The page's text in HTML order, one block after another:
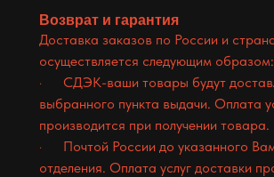
Возврат и гарантия
Доставка заказов по России и
осуществляется следующим образом:
· СДЭК-ваши товары будут
выбранного пункта выдачи. Оплата
производится при получении товара.
· Почтой России до указанного
отделения. Оплата услуг доставки